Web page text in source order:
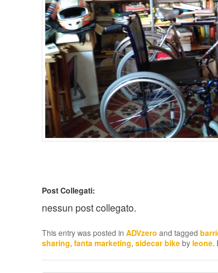
Post Collegati:
nessun post collegato.
This entry was posted in ADVzero and tagged
sharing, fanta marketing, sidecar bikeby leone.